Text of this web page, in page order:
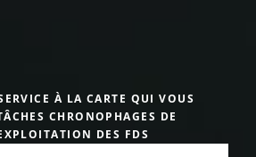
À LA CARTE QUI VOUS
CHRONOPHAGES DE
DES FDS